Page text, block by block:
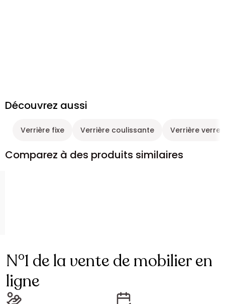
Découvrez aussi
Verrière fixe Verrière coulissante Verrière verre
Comparez à des produits similaires
N°1 de la vente de mobilier en
ligne